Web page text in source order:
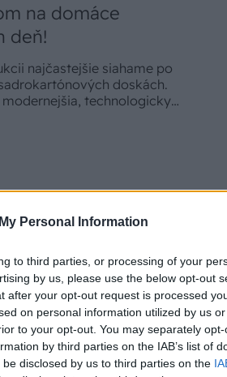
Personal Information
to third parties, or processing of your
by us, please use the below opt-out
after your opt-out request is processed
on personal information utilized by us
to your opt-out. You may separately
by third parties on the IAB’s list of
disclosed by us to third parties on the
na domáce
deň!
najčastejšie siahame po
doskách.
technologicky